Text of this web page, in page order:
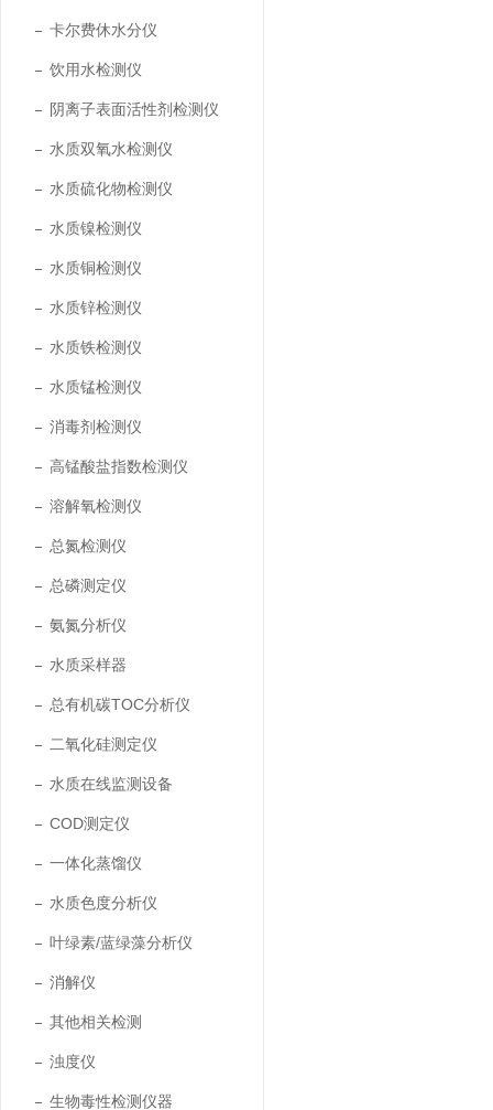
卡尔费休水分仪
饮用水检测仪
阴离子表面活性剂检测仪
水质双氧水检测仪
水质硫化物检测仪
水质镍检测仪
水质铜检测仪
水质锌检测仪
水质铁检测仪
水质锰检测仪
消毒剂检测仪
高锰酸盐指数检测仪
溶解氧检测仪
总氮检测仪
总磷测定仪
氨氮分析仪
水质采样器
总有机碳TOC分析仪
二氧化硅测定仪
水质在线监测设备
COD测定仪
一体化蒸馏仪
水质色度分析仪
叶绿素/蓝绿藻分析仪
消解仪
其他相关检测
浊度仪
生物毒性检测仪器